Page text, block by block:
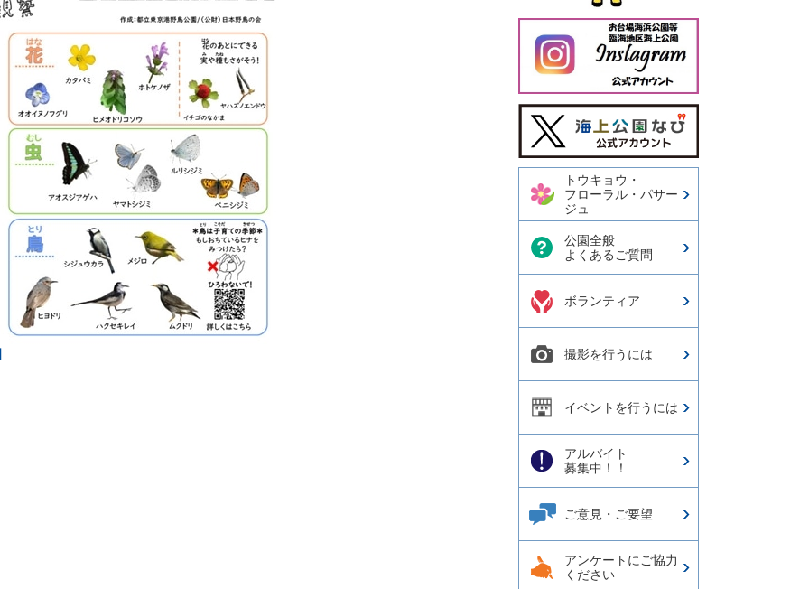
今日の東京港埠頭㈱【公式
X】
トウキョウ・
フローラル・パサー
ジュ
公園全般
よくあるご質問
ボランティア
撮影を行うには
イベントを行うには
アルバイト
募集中！！
ご意見・ご要望
アンケートにご協力
ください